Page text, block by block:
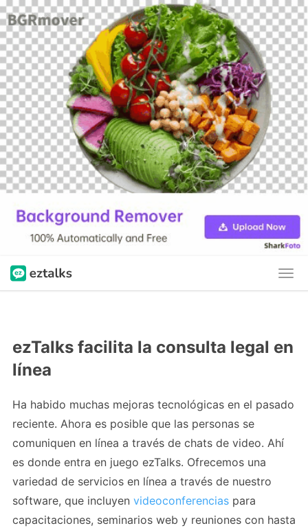
ezTalks facilita la consulta legal en
línea
Ha habido muchas mejoras tecnológicas en el pasado
reciente. Ahora es posible que las personas se
comuniquen en línea a través de chats de video. Ahí
es donde entra en juego ezTalks. Ofrecemos una
variedad de servicios en línea a través de nuestro
software, que incluyen videoconferencias para
capacitaciones, seminarios web y reuniones con hasta